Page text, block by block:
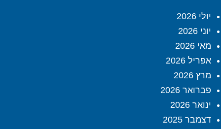
יולי 2026
יוני 2026
מאי 2026
אפריל 2026
מרץ 2026
פברואר 2026
ינואר 2026
דצמבר 2025